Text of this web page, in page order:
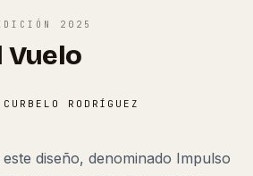
2025
Vuelo
RODRÍGUEZ
diseño, denominado Impulso